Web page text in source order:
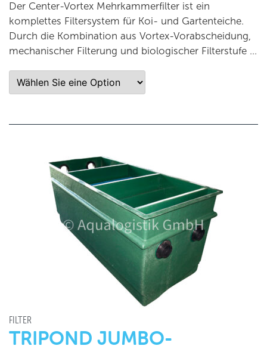
Der Center-Vortex Mehrkammerfilter ist ein
komplettes Filtersystem für Koi- und Gartenteiche.
Durch die Kombination aus Vortex-Vorabscheidung,
mechanischer Filterung und biologischer Filterstufe …
FILTER
TRIPOND JUMBO-